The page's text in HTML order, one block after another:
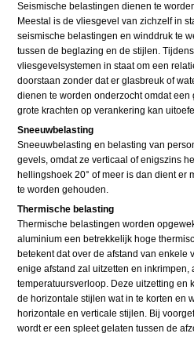
Seismische belastingen dienen te
Meestal is de vliesgevel van zichzelf in
seismische belastingen en winddruk te
tussen de beglazing en de stijlen.
vliesgevelsystemen in staat om een
doorstaan zonder dat er glasbreuk of
dienen te worden onderzocht omdat
grote krachten op verankering kan
Sneeuwbelasting
Sneeuwbelasting en belasting van
gevels, omdat ze verticaal of enigszins
hellingshoek 20° of meer is dan dient er
te worden gehouden.
Thermische belasting
Thermische belastingen worden
aluminium een betrekkelijk hoge
betekent dat over de afstand van enkele
enige afstand zal uitzetten en
temperatuursverloop. Deze uitzetting en
de horizontale stijlen wat in te korten en
horizontale en verticale stijlen. Bij
wordt er een spleet gelaten tussen de